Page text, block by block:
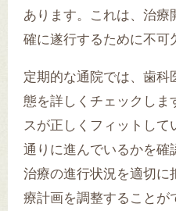
あります。これは、治療
確に遂行するために不可
定期的な通院では、歯科
態を詳しくチェックしま
スが正しくフィットし
通りに進んでいるかを確
治療の進行状況を適切に
療計画を調整することが